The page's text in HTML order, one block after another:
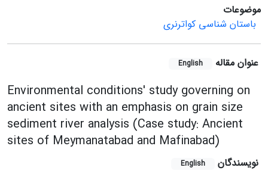
موضوعات
باستان شناسی کواترنری
عنوان مقاله English
Environmental conditions' study governing on
ancient sites with an emphasis on grain size
sediment river analysis (Case study: Ancient
sites of Meymanatabad and Mafinabad)
نویسندگان English